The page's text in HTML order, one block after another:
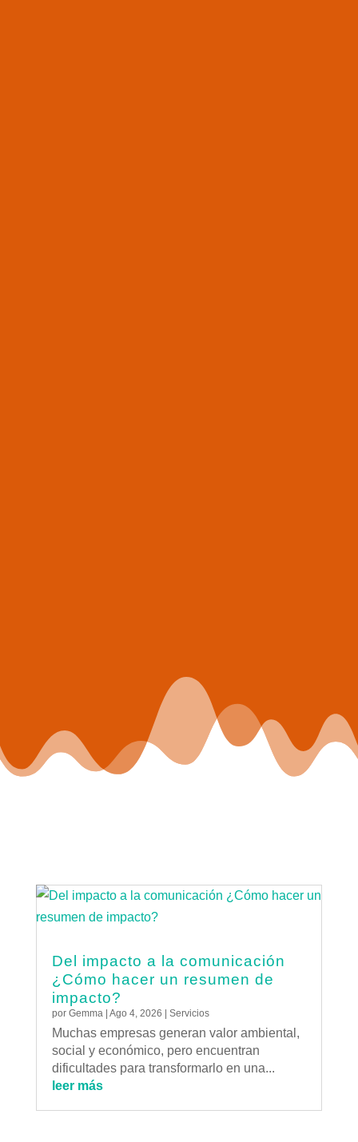
Del impacto a la comunicación
¿Cómo hacer un resumen de
impacto?
por Gemma| Ago 4, 2026 Servicios
Muchas empresas generan valor ambiental,
social y económico, pero encuentran
dificultades para transformarlo en una...
leer más